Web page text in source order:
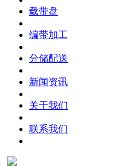
载带盘
编带加工
分储配送
新闻资讯
关于我们
联系我们